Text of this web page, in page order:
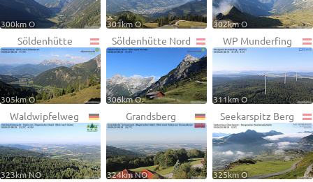
300km O 301km O 302km O
Söldenhütte
305km O
Söldenhütte Nord
306km O
WP Munderfing
311km O
Waldwipfelweg
323km NO
Grandsberg
324km NO
Seekarspitz Berg
325km O